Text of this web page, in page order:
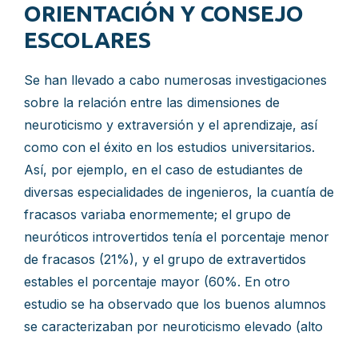
ORIENTACIÓN Y CONSEJO
ESCOLARES
Se han llevado a cabo numerosas investigaciones
sobre la relación entre las dimensiones de
neuroticismo y extraversión y el aprendizaje, así
como con el éxito en los estudios universitarios.
Así, por ejemplo, en el caso de estudiantes de
diversas especialidades de ingenieros, la cuantía de
fracasos variaba enormemente; el grupo de
neuróticos introvertidos tenía el porcentaje menor
de fracasos (21%), y el grupo de extravertidos
estables el porcentaje mayor (60%. En otro
estudio se ha observado que los buenos alumnos
se caracterizaban por neuroticismo elevado (alto